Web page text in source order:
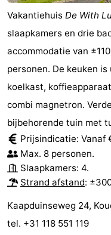
Vakantiehuis De With
slaapkamers en drie
accommodatie van
personen. De keuken
koelkast,
combi magnetron.
bijbehorende tuin met
Prijsindicatie: Vanaf
Max. 8 personen.
Slaapkamers: 4.
Strand afstand:
Kaapduinseweg 24,
tel. +31 118 551 119